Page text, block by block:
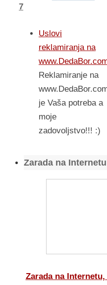
7
Uslovi
reklamiranja na
Reklamiranje na
je Vaša potreba a
moje
zadovoljstvo!!! :)
Zarada na
Zarada na